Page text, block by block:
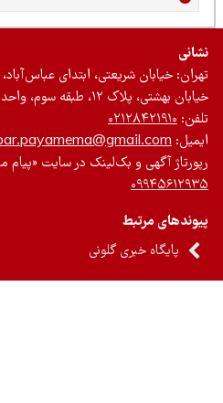
خیابان شریعتی، ابتدای عباس‌آباد،
بهشتی، پلاک ۱۲، طبقه سوم، واحد ۵
۰۲۱۲۸۴۲۱۹۱۰
khabar.payamema@gmail.com
آگهی و بک‌لینک در سایت «پیام ما»:
مرتبط
پایگاه خبری گلونی